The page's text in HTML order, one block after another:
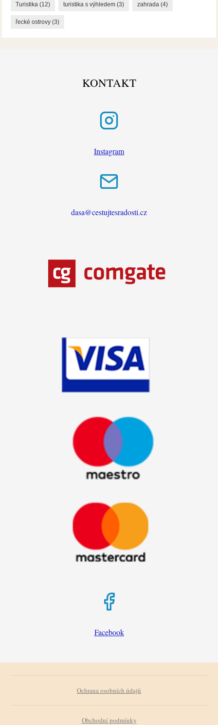
Turistika (12) turistika s výhledem (3) zahrada (4)
řecké ostrovy (3)
KONTAKT
Instagram
dasa@cestujtesradosti.cz
Facebook
Ochrana osobních údajů
Obchodní podmínky